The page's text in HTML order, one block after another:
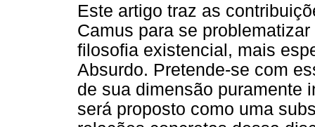
Este artigo traz as
Camus para se
filosofia existencial, mais
Absurdo. Pretende-se com
de sua dimensão puramente
será proposto como uma